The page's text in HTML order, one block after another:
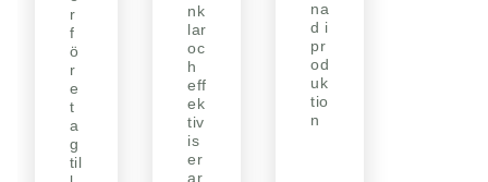
r
f
ö
r
e
t
a
g
til
nk
lar
oc
h
eff
ek
tiv
is
er
ar
na
d i
pr
od
uk
tio
n